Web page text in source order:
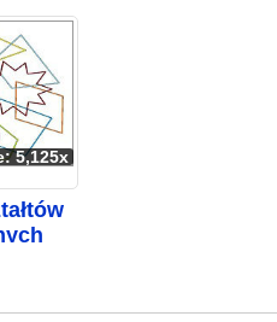
5,125x